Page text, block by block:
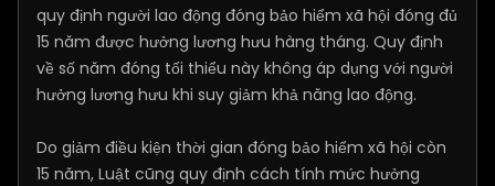
quy định người lao động đóng bảo hiểm xã hội đóng đủ
15 năm được hưởng lương hưu hàng tháng. Quy định
về số năm đóng tối thiểu này không áp dụng với người
hưởng lương hưu khi suy giảm khả năng lao động.
Do giảm điều kiện thời gian đóng bảo hiểm xã hội còn
15 năm, Luật cũng quy định cách tính mức hưởng